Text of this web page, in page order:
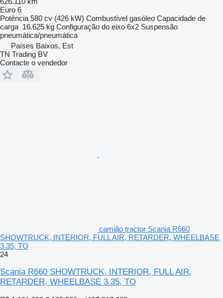
Euro 6
Potência 580 cv (426 kW) Combustível gasóleo Capacidade de
carga 16.625 kg Configuração do eixo 6x2 Suspensão
pneumática/pneumática
Países Baixos, Est
TN Trading BV
Contacte o vendedor
camião tractor Scania R660
SHOWTRUCK, INTERIOR, FULL AIR, RETARDER, WHEELBASE
3.35, TO
24
Scania R660 SHOWTRUCK, INTERIOR, FULL AIR,
RETARDER, WHEELBASE 3.35, TO